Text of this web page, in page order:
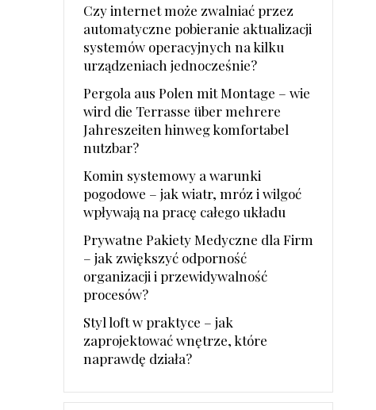
Czy internet może zwalniać przez
automatyczne pobieranie aktualizacji
systemów operacyjnych na kilku
urządzeniach jednocześnie?
Pergola aus Polen mit Montage – wie
wird die Terrasse über mehrere
Jahreszeiten hinweg komfortabel
nutzbar?
Komin systemowy a warunki
pogodowe – jak wiatr, mróz i wilgoć
wpływają na pracę całego układu
Prywatne Pakiety Medyczne dla Firm
– jak zwiększyć odporność
organizacji i przewidywalność
procesów?
Styl loft w praktyce – jak
zaprojektować wnętrze, które
naprawdę działa?